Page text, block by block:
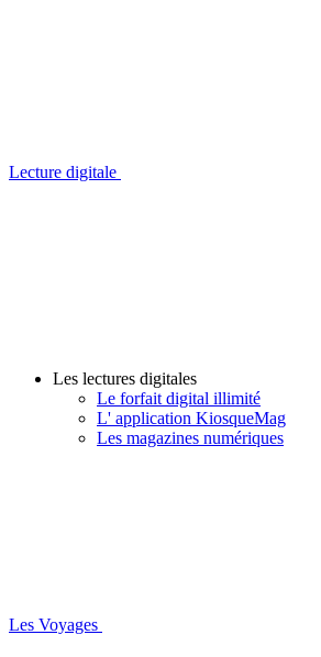
Lecture digitale
Les lectures digitales
Le forfait digital illimité
L' application KiosqueMag
Les magazines numériques
Les Voyages